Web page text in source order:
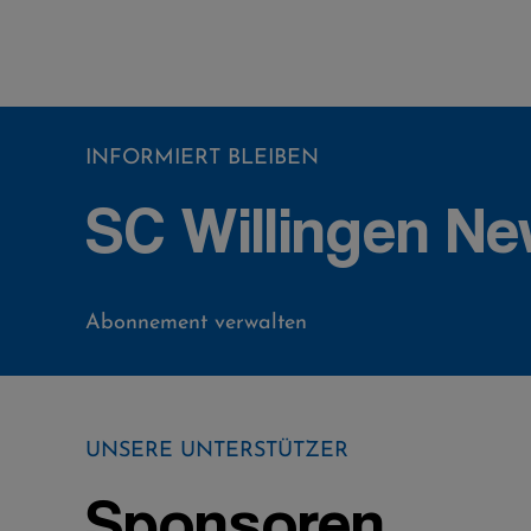
INFORMIERT BLEIBEN
SC Willingen
Abonnement verwalten
UNSERE UNTERSTÜTZER